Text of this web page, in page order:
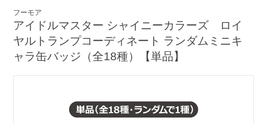
フーモア
アイドルマスター シャイニーカラーズ ロイ
ヤルトランプコーディネート ランダムミニキ
ャラ缶バッジ（全18種）【単品】